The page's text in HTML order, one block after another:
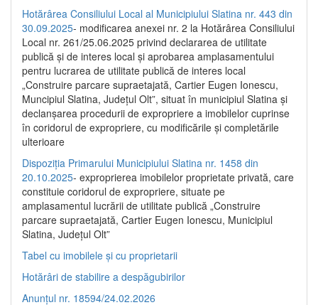
Hotărârea Consiliului Local al Municipiului Slatina nr. 443 din
30.09.2025- modificarea anexei nr. 2 la Hotărârea Consiliului
Local nr. 261/25.06.2025 privind declararea de utilitate
publică şi de interes local şi aprobarea amplasamentului
pentru lucrarea de utilitate publică de interes local
„Construire parcare supraetajată, Cartier Eugen Ionescu,
Muncipiul Slatina, Judeţul Olt”, situat în municipiul Slatina şi
declanşarea procedurii de expropriere a imobilelor cuprinse
în coridorul de expropriere, cu modificările şi completările
ulterioare
Dispoziția Primarului Municipiului Slatina nr. 1458 din
20.10.2025- exproprierea imobilelor proprietate privată, care
constituie coridorul de expropriere, situate pe
amplasamentul lucrării de utilitate publică „Construire
parcare supraetajată, Cartier Eugen Ionescu, Municipiul
Slatina, Județul Olt”
Tabel cu imobilele și cu proprietarii
Hotărâri de stabilire a despăgubirilor
Anunțul nr. 18594/24.02.2026